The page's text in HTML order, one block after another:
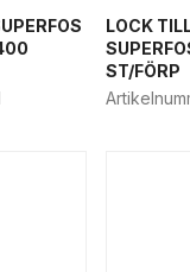
LOCK
ST/FÖRP